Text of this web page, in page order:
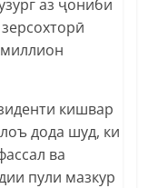
аз ҷониби
кишвар
дода шуд, ки
ва
пули мазкур